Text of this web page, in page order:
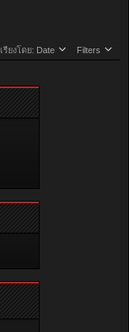
เรียงโดย: Date Filters